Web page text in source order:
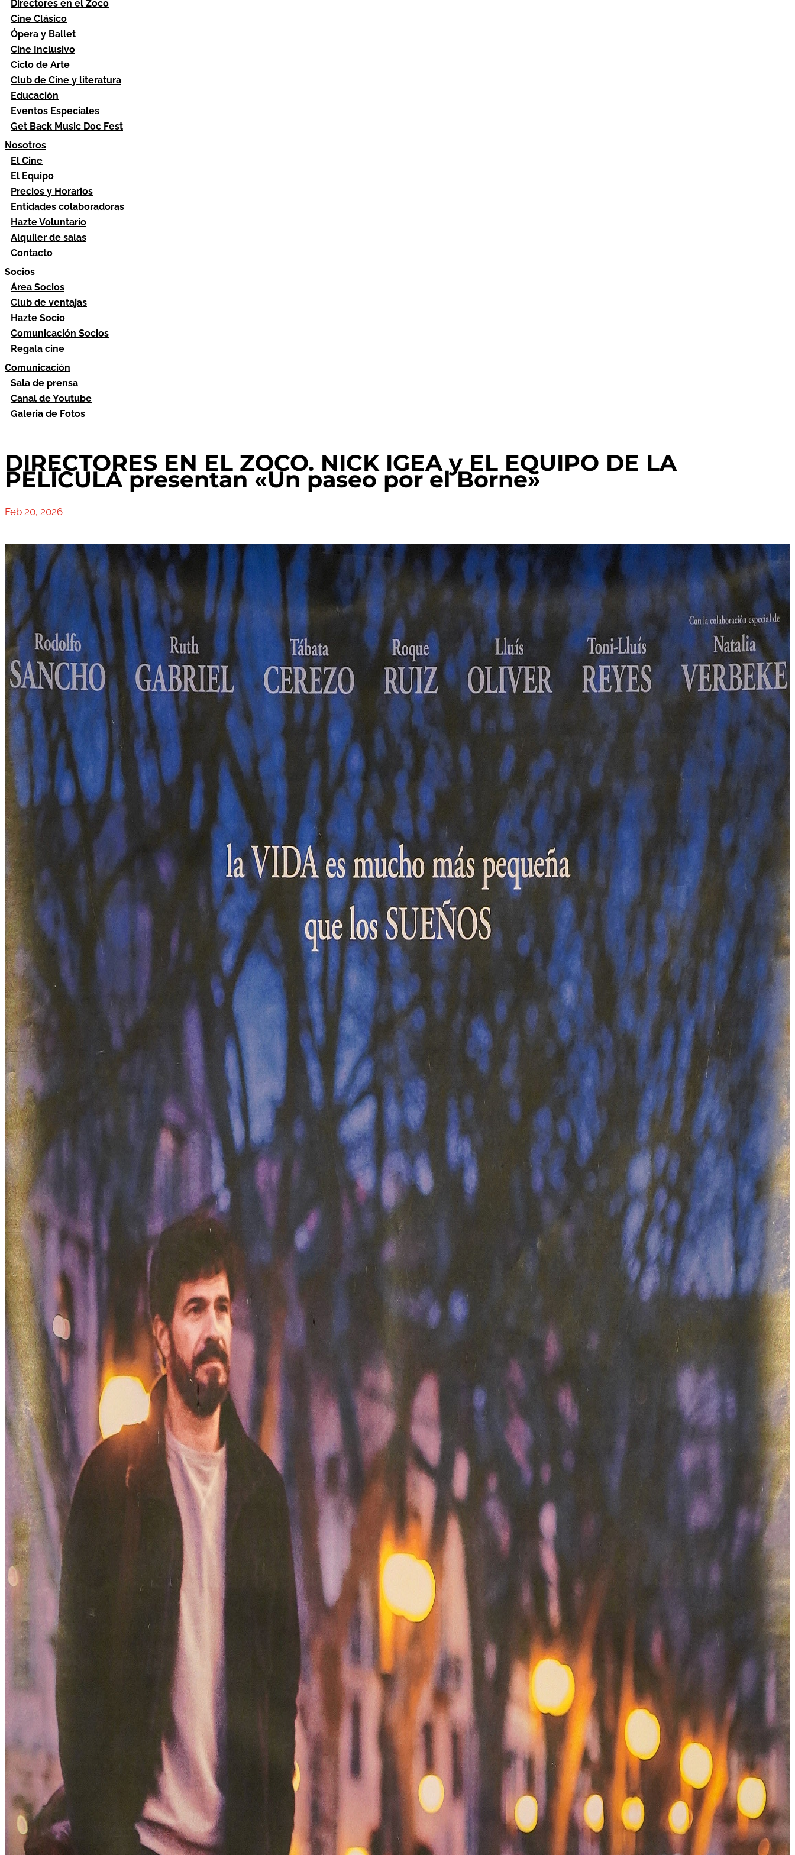
Directores en el Zoco
Cine Clásico
Ópera y Ballet
Cine Inclusivo
Ciclo de Arte
Club de Cine y literatura
Educación
Eventos Especiales
Get Back Music Doc Fest
Nosotros
El Cine
El Equipo
Precios y Horarios
Entidades colaboradoras
Hazte Voluntario
Alquiler de salas
Contacto
Socios
Área Socios
Club de ventajas
Hazte Socio
Comunicación Socios
Regala cine
Comunicación
Sala de prensa
Canal de Youtube
Galeria de Fotos
DIRECTORES EN EL ZOCO. NICK IGEA y EL EQUIPO DE LA
PELÍCULA presentan «Un paseo por el Borne»
Feb 20, 2026